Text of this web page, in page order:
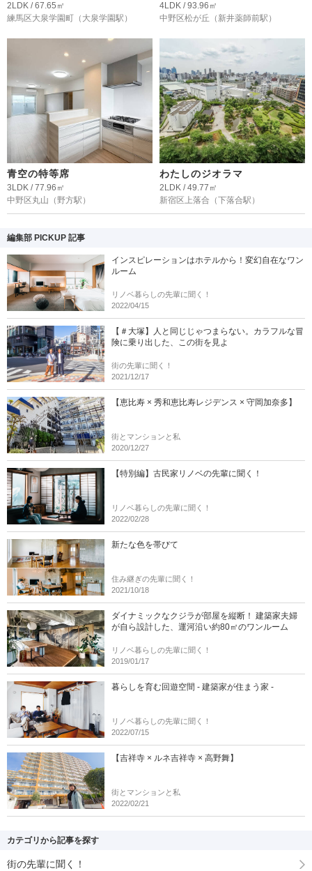
2LDK / 67.65㎡
練馬区大泉学園町 （大泉学園駅）
4LDK / 93.96㎡
中野区松が丘 （新井薬師前駅）
青空の特等席
3LDK / 77.96㎡
中野区丸山 （野方駅）
わたしのジオラマ
2LDK / 49.77㎡
新宿区上落合 （下落合駅）
編集部 PICKUP 記事
インスピレーションはホテルから！変幻自在なワン
ルーム
リノベ暮らしの先輩に聞く！
2022/04/15
【＃大塚】人と同じじゃつまらない。カラフルな冒
険に乗り出した、この街を見よ
街の先輩に聞く！
2021/12/17
【恵比寿 × 秀和恵比寿レジデンス × 守岡加奈多】
街とマンションと私
2020/12/27
【特別編】古民家リノベの先輩に聞く！
リノベ暮らしの先輩に聞く！
2022/02/28
新たな色を帯びて
住み継ぎの先輩に聞く！
2021/10/18
ダイナミックなクジラが部屋を縦断！ 建築家夫婦
が自ら設計した、運河沿い約80㎡のワンルーム
リノベ暮らしの先輩に聞く！
2019/01/17
暮らしを育む回遊空間 - 建築家が住まう家 -
リノベ暮らしの先輩に聞く！
2022/07/15
【吉祥寺 × ルネ吉祥寺 × 高野舞】
街とマンションと私
2022/02/21
カテゴリから記事を探す
街の先輩に聞く！